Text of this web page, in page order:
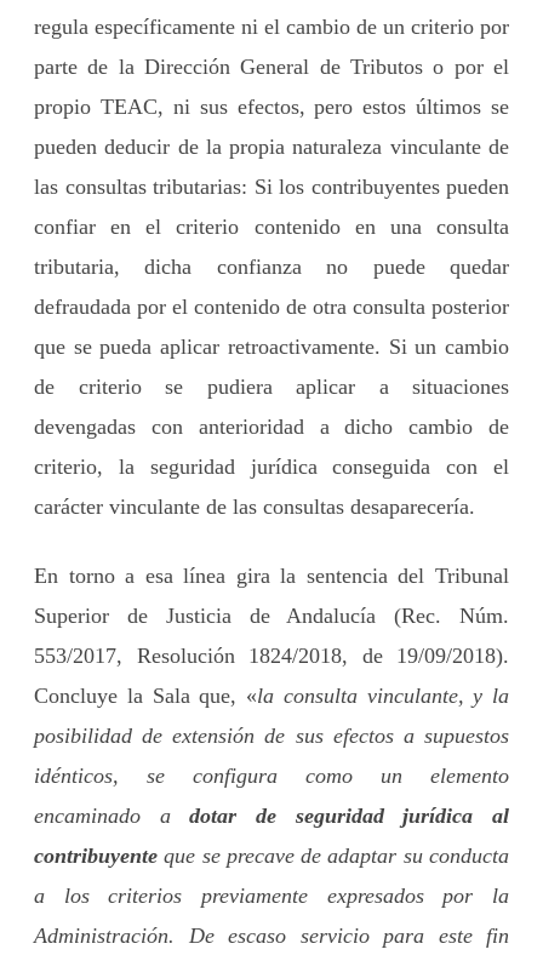
regula específicamente ni el cambio de un criterio por
parte de la Dirección General de Tributos o por el
propio TEAC, ni sus efectos, pero estos últimos se
pueden deducir de la propia naturaleza vinculante de
las consultas tributarias: Si los contribuyentes pueden
confiar en el criterio contenido en una consulta
tributaria, dicha confianza no puede quedar
defraudada por el contenido de otra consulta posterior
que se pueda aplicar retroactivamente. Si un cambio
de criterio se pudiera aplicar a situaciones
devengadas con anterioridad a dicho cambio de
criterio, la seguridad jurídica conseguida con el
carácter vinculante de las consultas desaparecería.
En torno a esa línea gira la sentencia del Tribunal
Superior de Justicia de Andalucía (Rec. Núm.
553/2017, Resolución 1824/2018, de 19/09/2018).
Concluye la Sala que, «la consulta vinculante, y la
posibilidad de extensión de sus efectos a supuestos
idénticos, se configura como un elemento
encaminado adotar de seguridad jurídica al
contribuyente que se precave de adaptar su conducta
a los criterios previamente expresados por la
Administración. De escaso servicio para este fin